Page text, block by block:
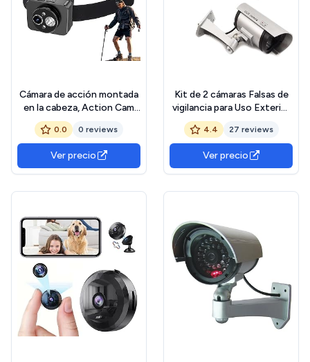
Cámara de acción montada
en la cabeza, Action Cam
con luz frontal integrada –
Estructura portátil
ajustable para actividades al
aire libre
0.0 0 reviews
Ver precio
Kit de 2 cámaras Falsas de
vigilancia para Uso Exterior
ficticias con LED Rojo
Intermitente diseño
Profesional
4.4 27 reviews
Ver precio